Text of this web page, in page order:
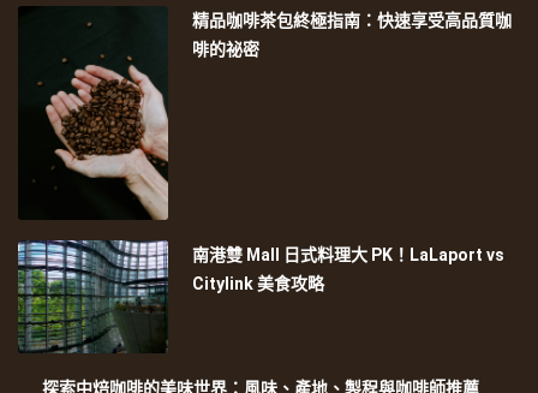
精品咖啡茶包終極指南：快速享受高品質咖
啡的祕密
南港雙 Mall 日式料理大 PK！LaLaport vs
Citylink 美食攻略
探索中焙咖啡的美味世界：風味、產地、製程與咖啡師推薦